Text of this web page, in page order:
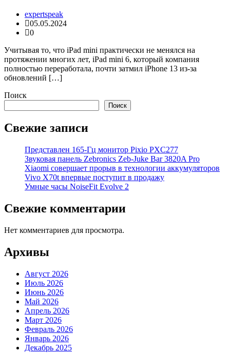
expertspeak
05.05.2024
0
Учитывая то, что iPad mini практически не менялся на
протяжении многих лет, iPad mini 6, который компания
полностью переработала, почти затмил iPhone 13 из-за
обновлений […]
Поиск
Поиск
Свежие записи
Представлен 165-Гц монитор Pixio PXC277
Звуковая панель Zebronics Zeb-Juke Bar 3820A Pro
Xiaomi совершает прорыв в технологии аккумуляторов
Vivo X70t впервые поступит в продажу
Умные часы NoiseFit Evolve 2
Свежие комментарии
Нет комментариев для просмотра.
Архивы
Август 2026
Июль 2026
Июнь 2026
Май 2026
Апрель 2026
Март 2026
Февраль 2026
Январь 2026
Декабрь 2025